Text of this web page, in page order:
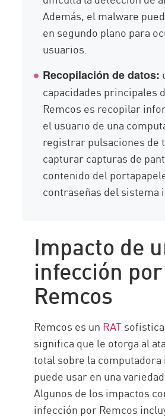
Además, el malware
en segundo plano para
usuarios.
Recopilación de datos:
capacidades principales
Remcos es recopilar
el usuario de una
registrar pulsaciones de
capturar capturas de
contenido del
contraseñas del sistema
Impacto de
infección por
Remcos
Remcos es un RAT
significa que le otorga al
total sobre la computadora
puede usar en una
Algunos de los impactos
infección por Remcos